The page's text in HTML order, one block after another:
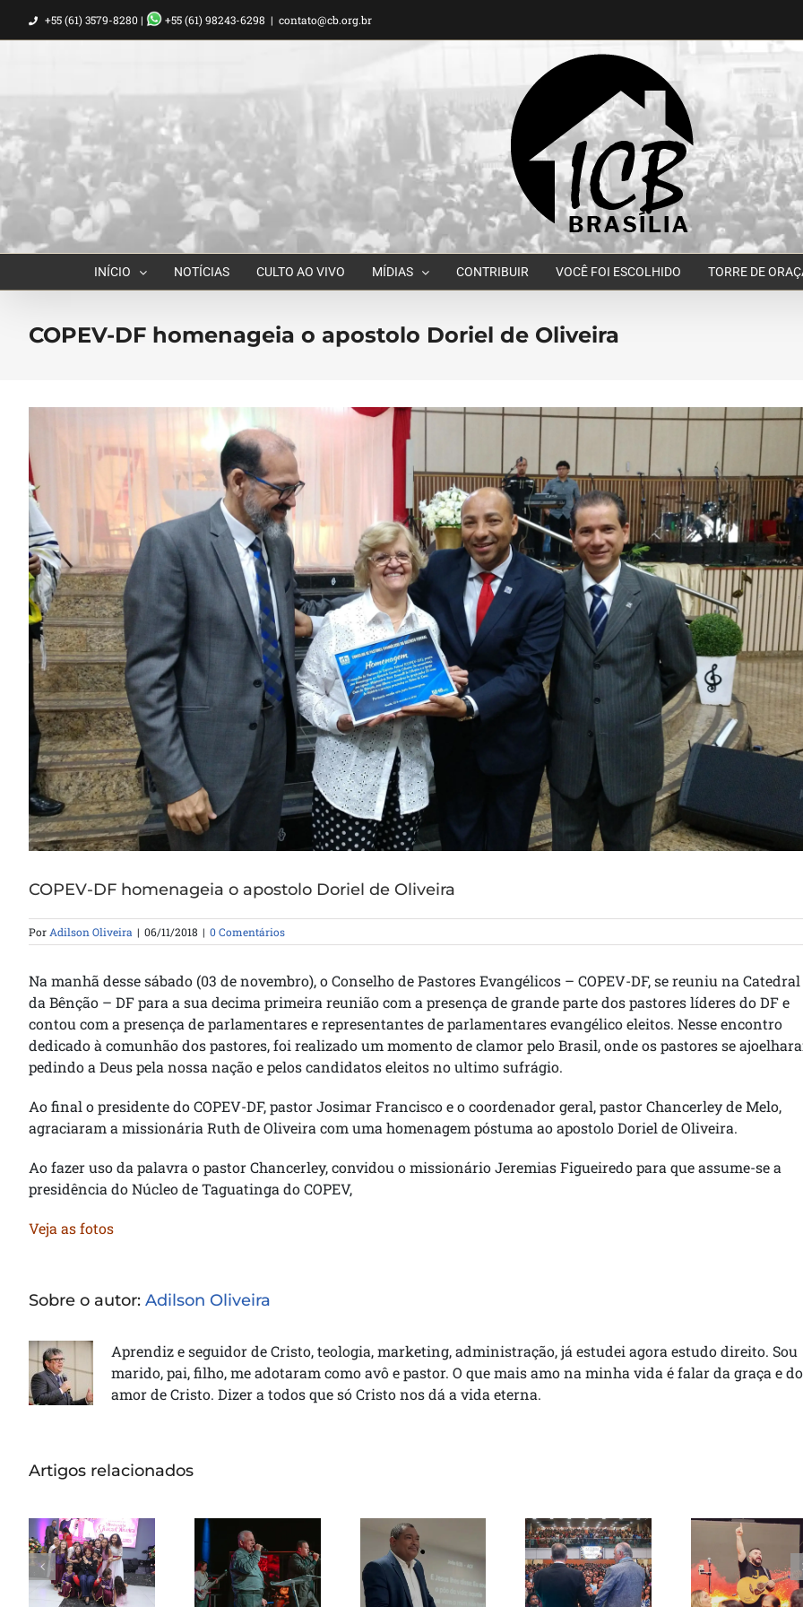
para
+55 (61) 3579-8280 | +55 (61) 98243-6298 | contato@cb.org.br
INÍCIO NOTÍCIAS CULTO AO VIVO MÍDIAS CONTRIBUIR VOCÊ FOI ESCOLHIDO TORRE DE
COPEV-DF homenageia o apostolo Doriel de Oliveira
COPEV-DF homenageia o apostolo Doriel de Oliveira
Por Adilson Oliveira | 06/11/2018 | 0 Comentários
Na manhã desse sábado (03 de novembro), o Conselho de Pastores Evangélicos – COPEV-DF, se reuniu na Catedral
da Bênção – DF para a sua decima primeira reunião com a presença de grande parte dos pastores líderes do DF e
contou com a presença de parlamentares e representantes de parlamentares evangélico eleitos. Nesse encontro
dedicado à comunhão dos pastores, foi realizado um momento de clamor pelo Brasil, onde os pastores se
pedindo a Deus pela nossa nação e pelos candidatos eleitos no ultimo sufrágio.
Ao final o presidente do COPEV-DF, pastor Josimar Francisco e o coordenador geral, pastor Chancerley de Melo,
agraciaram a missionária Ruth de Oliveira com uma homenagem póstuma ao apostolo Doriel de Oliveira.
Ao fazer uso da palavra o pastor Chancerley, convidou o missionário Jeremias Figueiredo para que assume-se a
presidência do Núcleo de Taguatinga do COPEV,
Veja as fotos
Sobre o autor: Adilson Oliveira
Aprendiz e seguidor de Cristo, teologia, marketing, administração, já estudei agora estudo direito. Sou
marido, pai, filho, me adotaram como avô e pastor. O que mais amo na minha vida é falar da graça e do
amor de Cristo. Dizer a todos que só Cristo nos dá a vida eterna.
Artigos relacionados
Missionária
celebra 75
anos em
culto de
ação de
Apóstolo Jair
de Oliveira
ministra em
noite de
avivamento
Muniz
recebe visita
de diretores
do SCT
Conferência
ICB Bahia
reúne mais
de 3 mil
pessoas em
lança canção
inédita em
Goianira e
celebra 43